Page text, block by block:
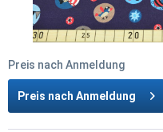
Preis nach Anmeldung
Preis nach Anmeldung